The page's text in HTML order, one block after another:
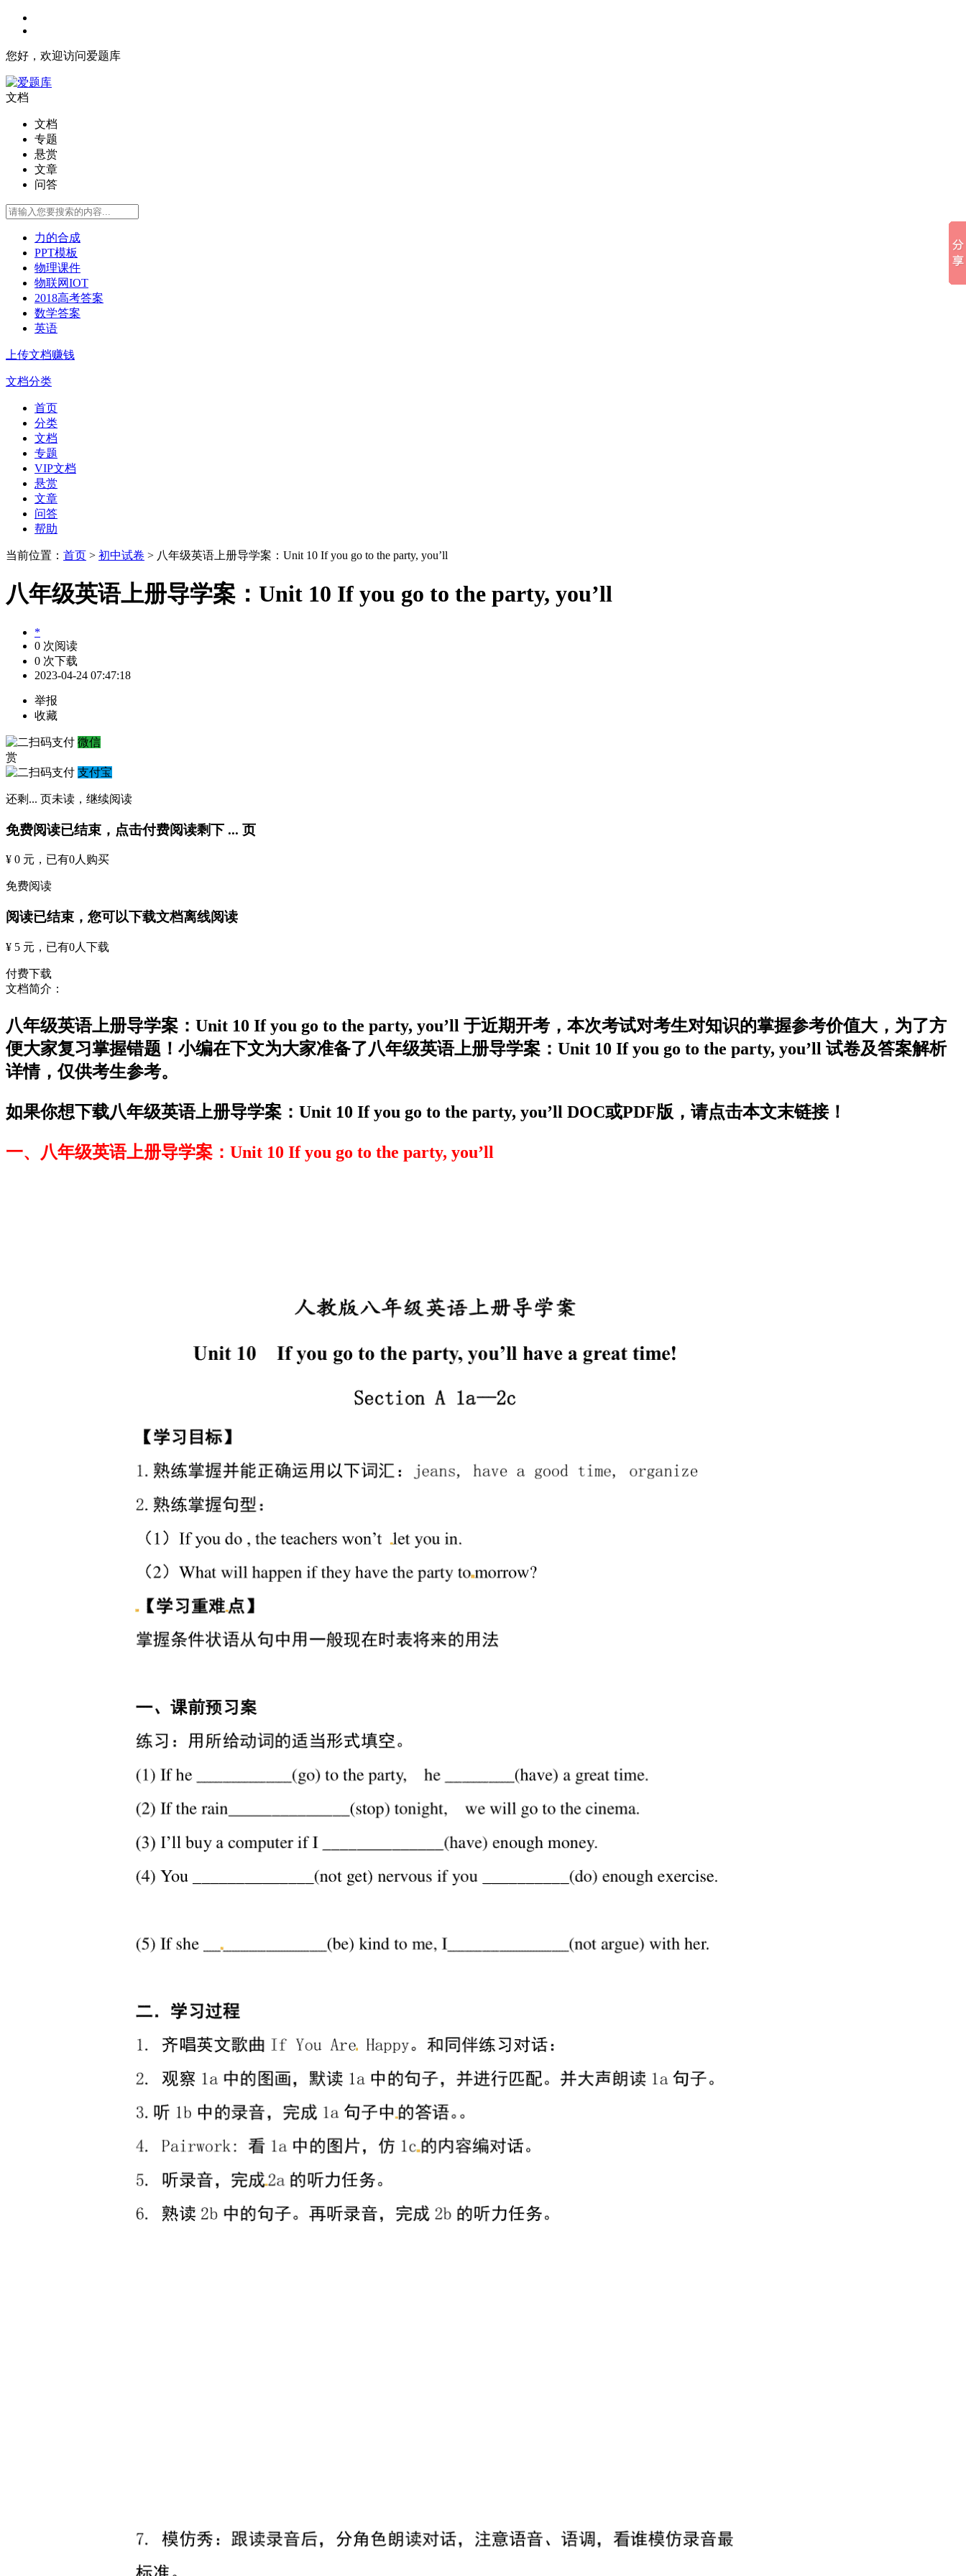
您好，欢迎访问爱题库
文档
文档
专题
悬赏
文章
问答
力的合成
PPT模板
物理课件
物联网IOT
2018高考答案
数学答案
英语
上传文档赚钱
文档分类
首页
分类
文档
专题
VIP文档
悬赏
文章
问答
帮助
当前位置： 首页 > 初中试卷 > 八年级英语上册导学案：Unit 10 If you go to the party, you’ll
八年级英语上册导学案：Unit 10 If you go to the party, you’ll
*
0 次阅读
0 次下载
2023-04-24 07:47:18
举报
收藏
微信
赏
支付宝
还剩 ... 页未读， 继续阅读
免费阅读已结束，点击付费阅读剩下 ... 页
¥ 0 元 ，已有0人购买
免费阅读
阅读已结束，您可以下载文档离线阅读
¥ 5 元 ，已有0人下载
付费下载
文档简介：
八年级英语上册导学案：Unit 10 If you go to the party, you’ll 于近期开考，本次考试对考生对知识的掌握参考价值大，为了方
便大家复习掌握错题！小编在下文为大家准备了八年级英语上册导学案：Unit 10 If you go to the party, you’ll 试卷及答案解析
详情，仅供考生参考。
如果你想下载八年级英语上册导学案：Unit 10 If you go to the party, you’ll DOC或PDF版，请点击本文末链接！
一、八年级英语上册导学案：Unit 10 If you go to the party, you’ll